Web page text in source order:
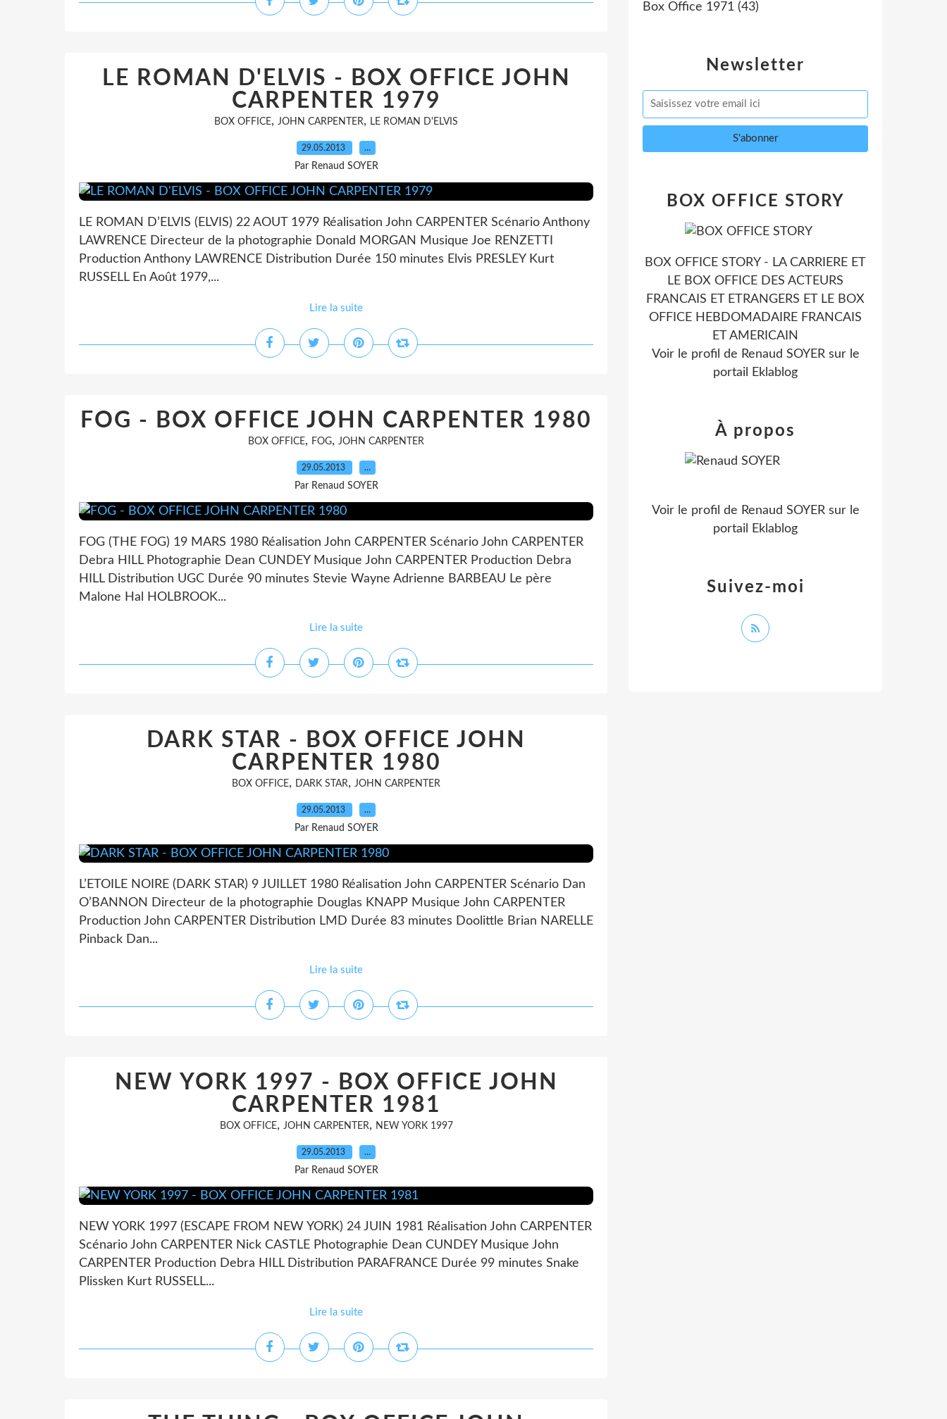
LE ROMAN D'ELVIS - BOX OFFICE JOHN
CARPENTER 1979
BOX OFFICE, JOHN CARPENTER, LE ROMAN D'ELVIS
29.05.2013 …
Par Renaud SOYER
LE ROMAN D’ELVIS (ELVIS) 22 AOUT 1979 Réalisation John CARPENTER Scénario Anthony
LAWRENCE Directeur de la photographie Donald MORGAN Musique Joe RENZETTI
Production Anthony LAWRENCE Distribution Durée 150 minutes Elvis PRESLEY Kurt
RUSSELL En Août 1979,...
Lire la suite
FOG - BOX OFFICE JOHN CARPENTER 1980
BOX OFFICE, FOG, JOHN CARPENTER
29.05.2013 …
Par Renaud SOYER
FOG (THE FOG) 19 MARS 1980 Réalisation John CARPENTER Scénario John CARPENTER
Debra HILL Photographie Dean CUNDEY Musique John CARPENTER Production Debra
HILL Distribution UGC Durée 90 minutes Stevie Wayne Adrienne BARBEAU Le père
Malone Hal HOLBROOK...
Lire la suite
DARK STAR - BOX OFFICE JOHN
CARPENTER 1980
BOX OFFICE, DARK STAR, JOHN CARPENTER
29.05.2013 …
Par Renaud SOYER
L’ETOILE NOIRE (DARK STAR) 9 JUILLET 1980 Réalisation John CARPENTER Scénario Dan
O’BANNON Directeur de la photographie Douglas KNAPP Musique John CARPENTER
Production John CARPENTER Distribution LMD Durée 83 minutes Doolittle Brian NARELLE
Pinback Dan...
Lire la suite
NEW YORK 1997 - BOX OFFICE JOHN
CARPENTER 1981
BOX OFFICE, JOHN CARPENTER, NEW YORK 1997
29.05.2013 …
Par Renaud SOYER
NEW YORK 1997 (ESCAPE FROM NEW YORK) 24 JUIN 1981 Réalisation John CARPENTER
Scénario John CARPENTER Nick CASTLE Photographie Dean CUNDEY Musique John
CARPENTER Production Debra HILL Distribution PARAFRANCE Durée 99 minutes Snake
Plissken Kurt RUSSELL...
Lire la suite
Newsletter
Box Office 1971 (43)
BOX OFFICE STORY
BOX OFFICE STORY - LA CARRIERE ET
LE BOX OFFICE DES ACTEURS
FRANCAIS ET ETRANGERS ET LE BOX
OFFICE HEBDOMADAIRE FRANCAIS
ET AMERICAIN
Voir le profil de Renaud SOYERsur le
portail Eklablog
Suivez-moi
À propos
Voir le profil de Renaud SOYERsur le
portail Eklablog